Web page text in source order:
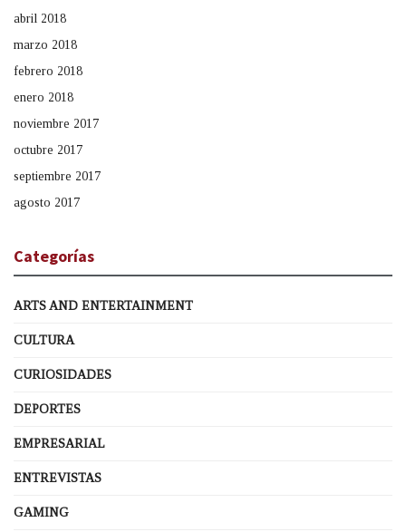
abril 2018
marzo 2018
febrero 2018
enero 2018
noviembre 2017
octubre 2017
septiembre 2017
agosto 2017
Categorías
ARTS AND ENTERTAINMENT
CULTURA
CURIOSIDADES
DEPORTES
EMPRESARIAL
ENTREVISTAS
GAMING